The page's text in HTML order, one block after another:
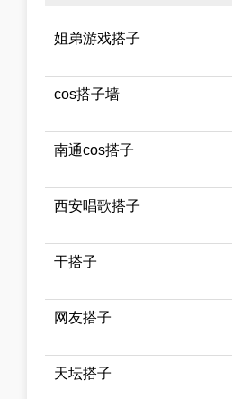
姐弟游戏搭子
cos搭子墙
南通cos搭子
西安唱歌搭子
干搭子
网友搭子
天坛搭子